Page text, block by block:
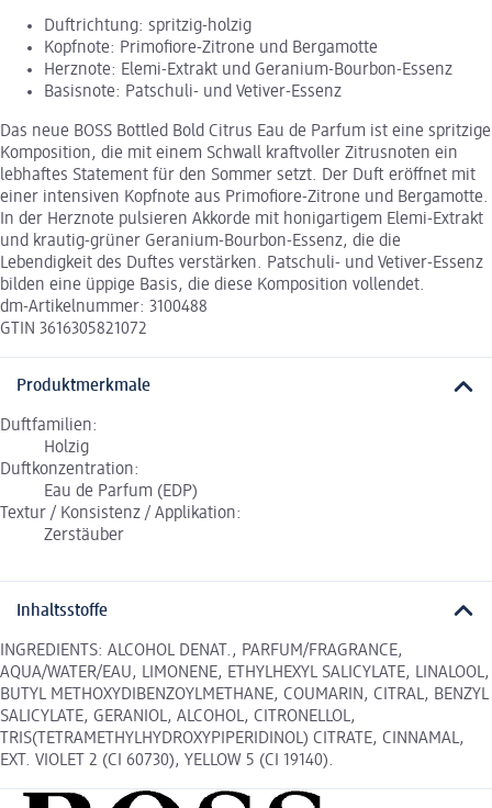
Duftrichtung: spritzig-holzig
Kopfnote: Primofiore-Zitrone und Bergamotte
Herznote: Elemi-Extrakt und Geranium-Bourbon-Essenz
Basisnote: Patschuli- und Vetiver-Essenz
Das neue BOSS Bottled Bold Citrus Eau de Parfum ist eine spritzige
Komposition, die mit einem Schwall kraftvoller Zitrusnoten ein
lebhaftes Statement für den Sommer setzt. Der Duft eröffnet mit
einer intensiven Kopfnote aus Primofiore-Zitrone und Bergamotte.
In der Herznote pulsieren Akkorde mit honigartigem Elemi-Extrakt
und krautig-grüner Geranium-Bourbon-Essenz, die die
Lebendigkeit des Duftes verstärken. Patschuli- und Vetiver-Essenz
bilden eine üppige Basis, die diese Komposition vollendet.
dm-Artikelnummer: 3100488
GTIN 3616305821072
Produktmerkmale
Duftfamilien:
Holzig
Duftkonzentration:
Eau de Parfum (EDP)
Textur / Konsistenz / Applikation:
Zerstäuber
Inhaltsstoffe
INGREDIENTS: ALCOHOL DENAT., PARFUM/FRAGRANCE,
AQUA/WATER/EAU, LIMONENE, ETHYLHEXYL SALICYLATE, LINALOOL,
BUTYL METHOXYDIBENZOYLMETHANE, COUMARIN, CITRAL, BENZYL
SALICYLATE, GERANIOL, ALCOHOL, CITRONELLOL,
TRIS(TETRAMETHYLHYDROXYPIPERIDINOL) CITRATE, CINNAMAL,
EXT. VIOLET 2 (CI 60730), YELLOW 5 (CI 19140).